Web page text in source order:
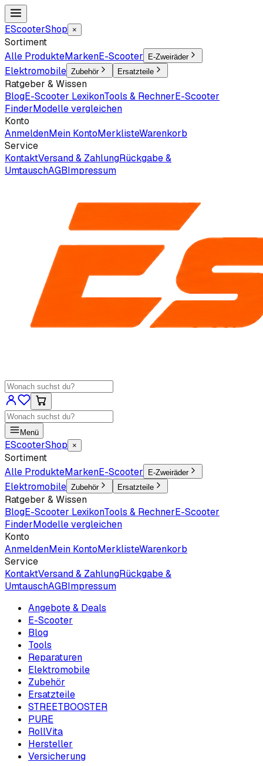
EScooterShop ×
Sortiment
Alle ProdukteMarkenE-Scooter E-Zweiräder
Elektromobile Zubehör Ersatzteile
Ratgeber & Wissen
BlogE-Scooter LexikonTools & RechnerE-Scooter
FinderModelle vergleichen
Konto
AnmeldenMein KontoMerklisteWarenkorb
Service
KontaktVersand & ZahlungRückgabe &
UmtauschAGBImpressum
Menü
EScooterShop ×
Sortiment
Alle ProdukteMarkenE-Scooter E-Zweiräder
Elektromobile Zubehör Ersatzteile
Ratgeber & Wissen
BlogE-Scooter LexikonTools & RechnerE-Scooter
FinderModelle vergleichen
Konto
AnmeldenMein KontoMerklisteWarenkorb
Service
KontaktVersand & ZahlungRückgabe &
UmtauschAGBImpressum
Angebote & Deals
E-Scooter
Blog
Tools
Reparaturen
Elektromobile
Zubehör
Ersatzteile
STREETBOOSTER
PURE
RollVita
Hersteller
Versicherung